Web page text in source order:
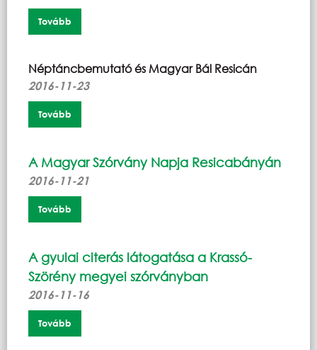
Tovább
Néptáncbemutató és Magyar Bál Resicán
2016-11-23
Tovább
A Magyar Szórvány Napja Resicabányán
2016-11-21
Tovább
A gyulai citerás látogatása a Krassó-
Szörény megyei szórványban
2016-11-16
Tovább